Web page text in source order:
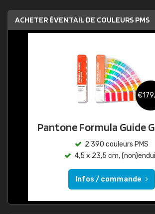
ACHETER ÉVENTAIL DE COULEURS PMS
Pantone Formula Guide
2.390 couleurs PMS
4,5 x 23,5 cm,
Infos / commande